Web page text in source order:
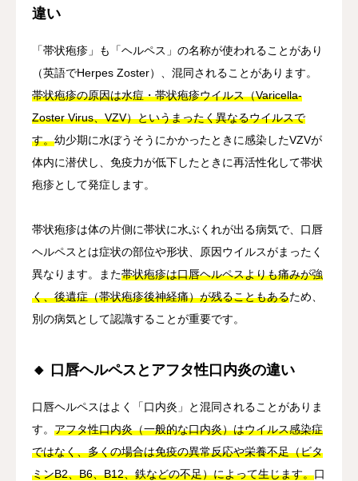
違い
「帯状疱疹」も「ヘルペス」の名称が使われることがあり
（英語でHerpes Zoster）、混同されることがあります。
帯状疱疹の原因は水痘・帯状疱疹ウイルス（Varicella-
Zoster Virus、VZV）というまったく異なるウイルスで
す。幼少期に水ぼうそうにかかったときに感染したVZVが
体内に潜伏し、免疫力が低下したときに再活性化して帯状
疱疹として発症します。
帯状疱疹は体の片側に帯状に水ぶくれが出る病気で、口唇
ヘルペスとは症状の部位や形状、原因ウイルスがまったく
異なります。また帯状疱疹は口唇ヘルペスよりも痛みが強
く、後遺症（帯状疱疹後神経痛）が残ることもあるため、
別の病気として認識することが重要です。
🔸 口唇ヘルペスとアフタ性口内炎の違い
口唇ヘルペスはよく「口内炎」と混同されることがありま
す。 アフタ性口内炎（一般的な口内炎）はウイルス感染症
ではなく、多くの場合は免疫の異常反応や栄養不足（ビタ
ミンB2、B6、B12、鉄などの不足）によって生じます。口